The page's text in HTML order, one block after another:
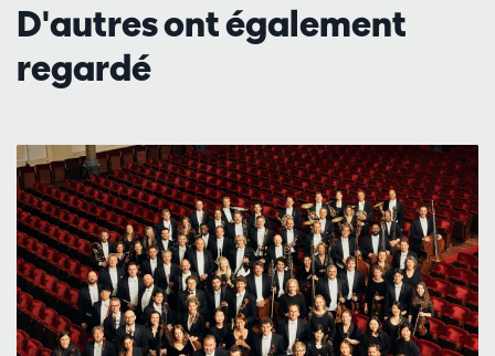
D'autres ont également
regardé